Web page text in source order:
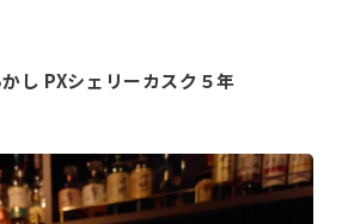
し PXシェリーカスク５年